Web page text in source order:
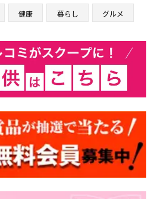
健康 暮らし グルメ